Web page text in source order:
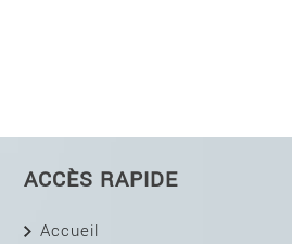
ACCÈS RAPIDE
Accueil